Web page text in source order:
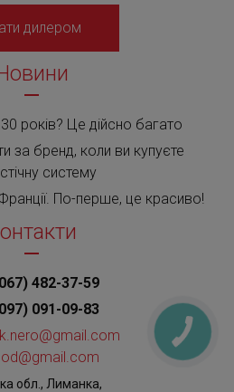
дилером
років? Це дійсно багато
за бренд, коли ви купуєте
систему
По-перше, це красиво!
482-37-59
091-09-83
обл., Лиманка,